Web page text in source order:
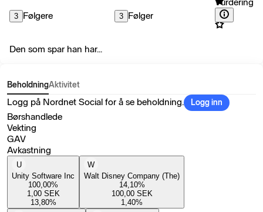
3 Følgere 3 Følger
Den som spar han har...
BeholdningAktivitet
Logg på Nordnet Social for å se beholdning. Logg inn
Børshandlede
Vekting
GAV
Avkastning
U
Unity Software Inc
100,00%
1,00 SEK
13,80%
W
Walt Disney Company (The)
14,10%
100,00 SEK
1,40%